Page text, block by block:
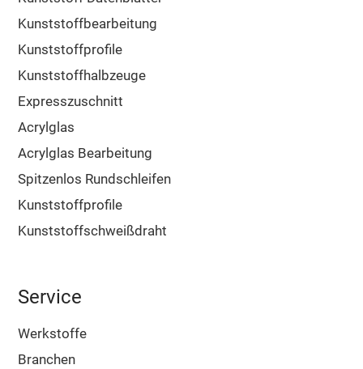
Kunststoffbearbeitung
Kunststoffprofile
Kunststoffhalbzeuge
Expresszuschnitt
Acrylglas
Acrylglas Bearbeitung
Spitzenlos Rundschleifen
Kunststoffprofile
Kunststoffschweißdraht
Service
Werkstoffe
Branchen